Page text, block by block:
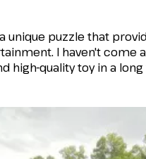
unique puzzle that
I haven't come
high-quality toy in a